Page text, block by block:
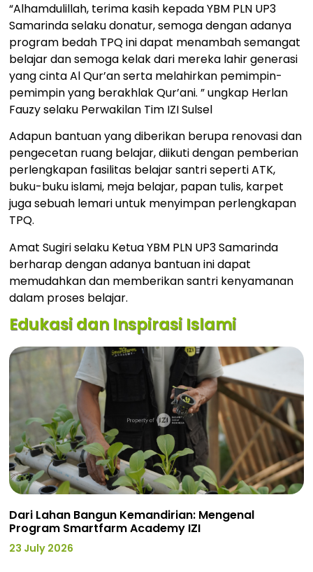
“Alhamdulillah, terima kasih kepada YBM PLN UP3
Samarinda selaku donatur, semoga dengan adanya
program bedah TPQ ini dapat menambah semangat
belajar dan semoga kelak dari mereka lahir generasi
yang cinta Al Qur’an serta melahirkan pemimpin-
pemimpin yang berakhlak Qur’ani. ” ungkap Herlan
Fauzy selaku Perwakilan Tim IZI Sulsel
Adapun bantuan yang diberikan berupa renovasi dan
pengecetan ruang belajar, diikuti dengan pemberian
perlengkapan fasilitas belajar santri seperti ATK,
buku-buku islami, meja belajar, papan tulis, karpet
juga sebuah lemari untuk menyimpan perlengkapan
TPQ.
Amat Sugiri selaku Ketua YBM PLN UP3 Samarinda
berharap dengan adanya bantuan ini dapat
memudahkan dan memberikan santri kenyamanan
dalam proses belajar.
Edukasi dan Inspirasi Islami
Dari Lahan Bangun Kemandirian: Mengenal
Program Smartfarm Academy IZI
23 July 2026